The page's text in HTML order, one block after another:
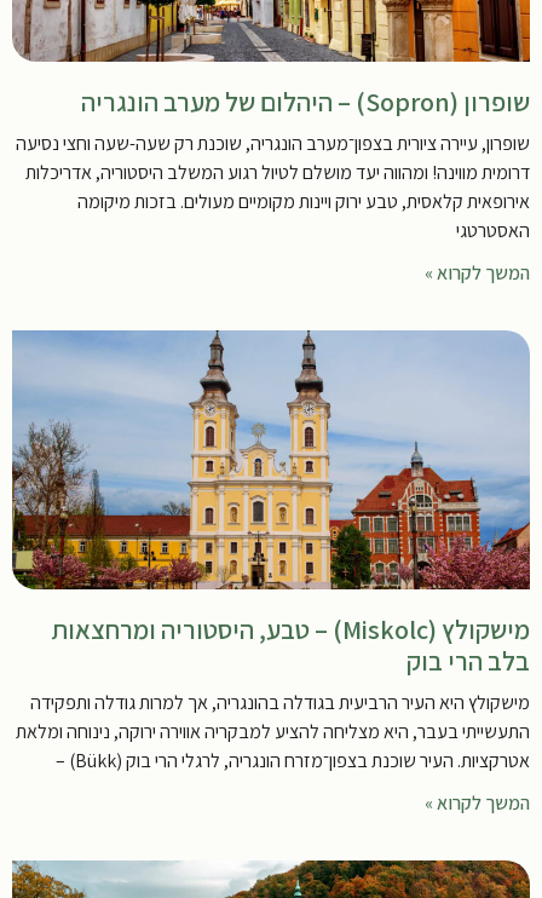
שופרון (Sopron) – היהלום של מערב הונגריה
שופרון, עיירה ציורית בצפון־מערב הונגריה, שוכנת רק שעה-שעה וחצי נסיעה
דרומית מווינה! ומהווה יעד מושלם לטיול רגוע המשלב היסטוריה, אדריכלות
אירופאית קלאסית, טבע ירוק ויינות מקומיים מעולים. בזכות מיקומה
האסטרטגי
המשך לקרוא »
מישקולץ (Miskolc) – טבע, היסטוריה ומרחצאות
בלב הרי בוק
מישקולץ היא העיר הרביעית בגודלה בהונגריה, אך למרות גודלה ותפקידה
התעשייתי בעבר, היא מצליחה להציע למבקריה אווירה ירוקה, נינוחה ומלאת
אטרקציות. העיר שוכנת בצפון־מזרח הונגריה, לרגלי הרי בוק (Bükk) –
המשך לקרוא »